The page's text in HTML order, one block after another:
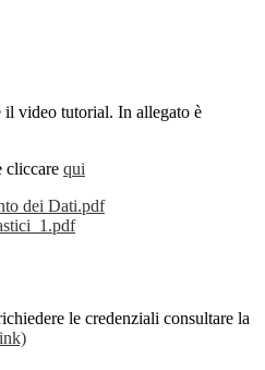
il video tutorial. In allegato è
cliccare qui
dei Dati.pdf
le credenziali consultare la